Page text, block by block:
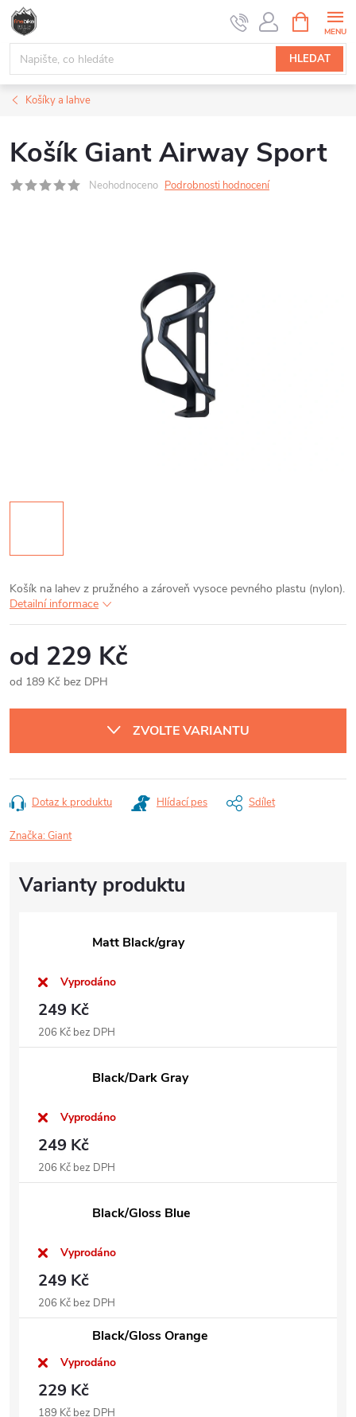
Přejít
obsah
HLEDAT
NÁKUPNÍ
KOŠÍK
Košíky a lahve
Košík Giant Airway Sport
Neohodnoceno Podrobnosti hodnocení
Košík na lahev z pružného a zároveň vysoce pevného plastu (nylon).
Detailní informace
od 229 Kč
od 189 Kč bez DPH
cena:
ZVOLTE VARIANTU
Dotaz k produktu Hlídací pes Sdílet
Značka:Giant
Matt Black/gray
Vyprodáno
249 Kč
206 Kč bez DPH
Black/Dark Gray
Vyprodáno
249 Kč
206 Kč bez DPH
Black/Gloss Blue
Vyprodáno
249 Kč
206 Kč bez DPH
Black/Gloss Orange
Vyprodáno
229 Kč
189 Kč bez DPH